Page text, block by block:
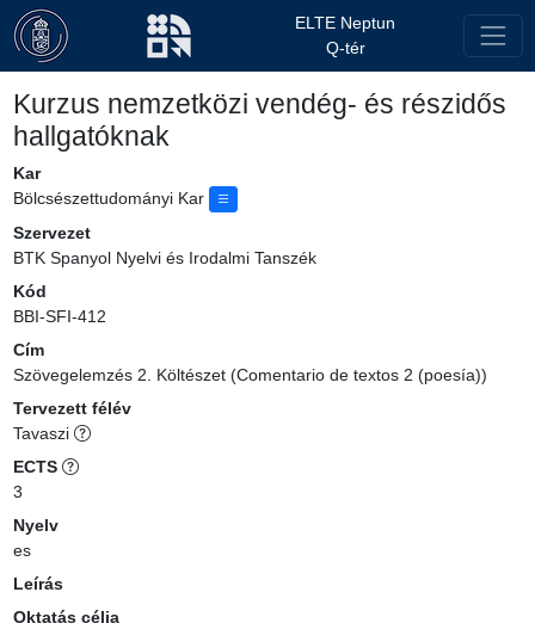
ELTE Neptun
Q-tér
Kurzus nemzetközi vendég- és részidős
hallgatóknak
Kar
Bölcsészettudományi Kar
Szervezet
BTK Spanyol Nyelvi és Irodalmi Tanszék
Kód
BBI-SFI-412
Cím
Szövegelemzés 2. Költészet (Comentario de textos 2 (poesía))
Tervezett félév
Tavaszi
ECTS
3
Nyelv
es
Leírás
Oktatás célja